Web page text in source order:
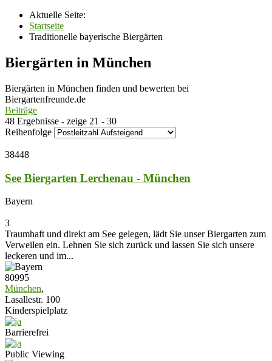
Aktuelle Seite:
Startseite
Traditionelle bayerische Biergärten
Biergärten in München
Biergärten in München finden und bewerten bei
Biergartenfreunde.de
Beiträge
48 Ergebnisse - zeige 21 - 30
Reihenfolge
38448
See Biergarten Lerchenau - München
Bayern
3
Traumhaft und direkt am See gelegen, lädt Sie unser Biergarten zum
Verweilen ein. Lehnen Sie sich zurück und lassen Sie sich unsere
leckeren und im...
80995
München,
Lasallestr. 100
Kinderspielplatz
Barrierefrei
Public Viewing